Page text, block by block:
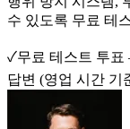
수 있도록 무료 테
✓무료 테스트 투
답변 (영업 시간 기